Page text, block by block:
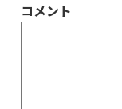
コメント